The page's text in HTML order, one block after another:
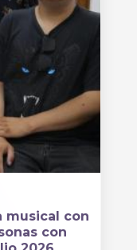
musical con
con